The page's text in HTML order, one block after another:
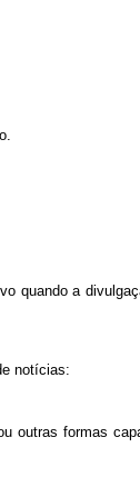
quando a
notícias:
formas